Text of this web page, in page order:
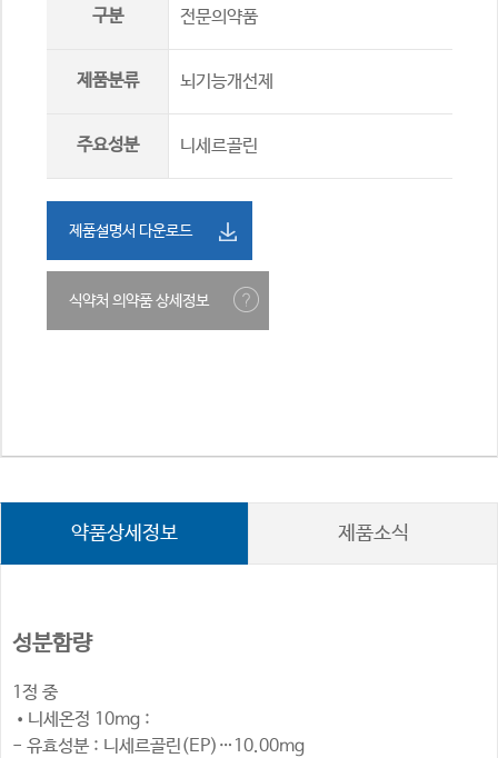
구분 전문의약품
제품분류 뇌기능개선제
주요성분 니세르골린
제품설명서 다운로드
식약처 의약품 상세정보
약품상세정보 제품소식
성분함량
1정 중
•니세온정 10mg :
- 유효성분 : 니세르골린(EP)…10.00mg